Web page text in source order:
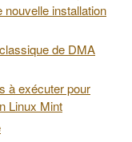
installation
de DMA
à exécuter pour
Linux Mint